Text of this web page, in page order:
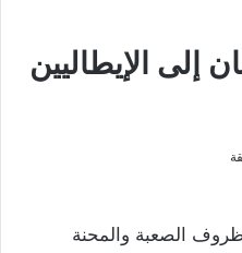
إلى الإيطاليين
الصعبة والمحنة